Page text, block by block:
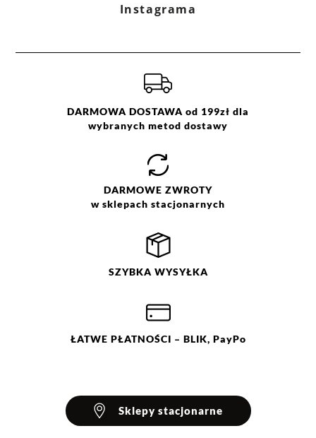
Instagrama
DARMOWA DOSTAWA od 199zł dla
wybranych metod dostawy
DARMOWE ZWROTY
w sklepach stacjonarnych
SZYBKA WYSYŁKA
ŁATWE PŁATNOŚCI – BLIK, PayPo
Sklepy stacjonarne